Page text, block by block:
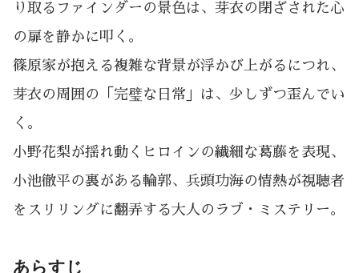
り取るファインダーの景色は、芽衣の閉ざされた心
の扉を静かに叩く。
篠原家が抱える複雑な背景が浮かび上がるにつれ、
芽衣の周囲の「完璧な日常」は、少しずつ歪んでい
く。
小野花梨が揺れ動くヒロインの繊細な葛藤を表現、
小池徹平の裏がある輪郭、兵頭功海の情熱が視聴者
をスリリングに翻弄する大人のラブ・ミステリー。
あらすじ